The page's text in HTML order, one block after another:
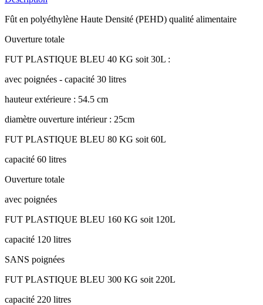
Fût en polyéthylène Haute Densité (PEHD) qualité alimentaire
Ouverture totale
FUT PLASTIQUE BLEU 40 KG soit 30L :
avec poignées - capacité 30 litres
hauteur extérieure : 54.5 cm
diamètre ouverture intérieur : 25cm
FUT PLASTIQUE BLEU 80 KG soit 60L
capacité 60 litres
Ouverture totale
avec poignées
FUT PLASTIQUE BLEU 160 KG soit 120L
capacité 120 litres
SANS poignées
FUT PLASTIQUE BLEU 300 KG soit 220L
capacité 220 litres